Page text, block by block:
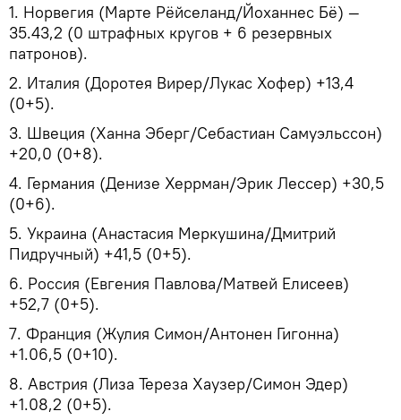
1. Норвегия (Марте Рёйселанд/Йоханнес Бё) —
35.43,2 (0 штрафных кругов + 6 резервных
патронов).
2. Италия (Доротея Вирер/Лукас Хофер) +13,4
(0+5).
3. Швеция (Ханна Эберг/Себастиан Самуэльссон)
+20,0 (0+8).
4. Германия (Денизе Херрман/Эрик Лессер) +30,5
(0+6).
5. Украина (Анастасия Меркушина/Дмитрий
Пидручный) +41,5 (0+5).
6. Россия (Евгения Павлова/Матвей Елисеев)
+52,7 (0+5).
7. Франция (Жулия Симон/Антонен Гигонна)
+1.06,5 (0+10).
8. Австрия (Лиза Тереза Хаузер/Симон Эдер)
+1.08,2 (0+5).